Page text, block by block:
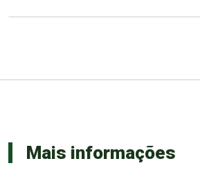
Mais informações